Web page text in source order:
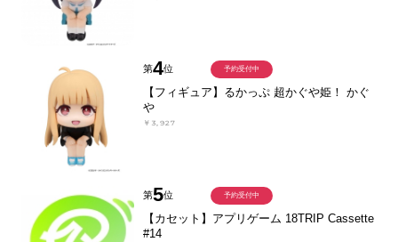
第4位
【フィギュア】るかっぷ 超かぐや姫！ かぐ
や
￥3,927
予約受付中
第5位
【カセット】アプリゲーム 18TRIP Cassette
#14
予約受付中